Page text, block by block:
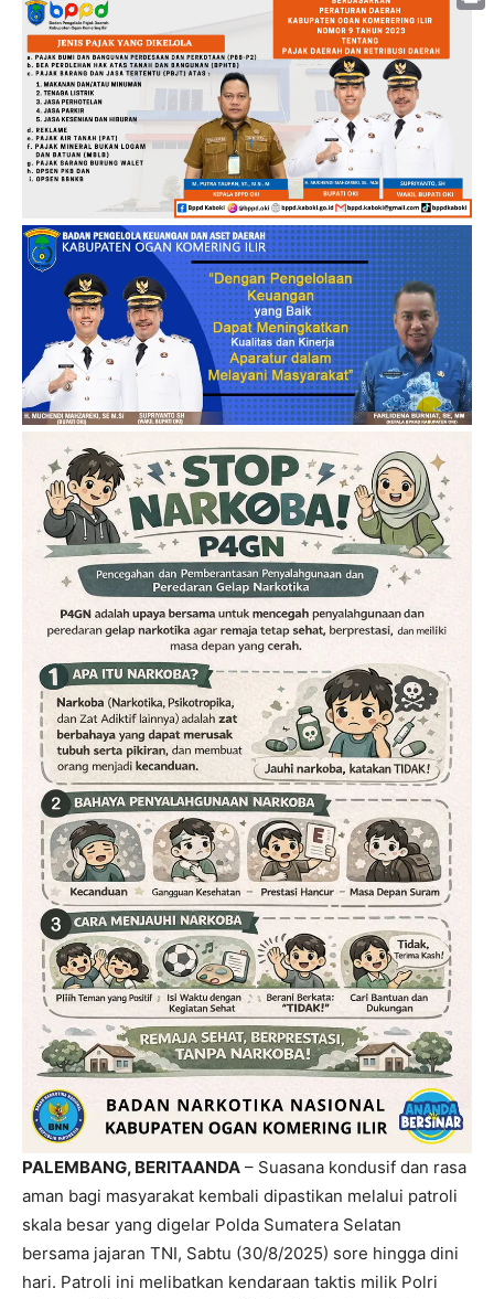
PALEMBANG, BERITAANDA – Suasana kondusif dan rasa
aman bagi masyarakat kembali dipastikan melalui patroli
skala besar yang digelar Polda Sumatera Selatan
bersama jajaran TNI, Sabtu (30/8/2025) sore hingga dini
hari. Patroli ini melibatkan kendaraan taktis milik Polri